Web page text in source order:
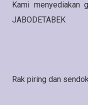
Kami menyediakan
JABODETABEK
Rak piring dan